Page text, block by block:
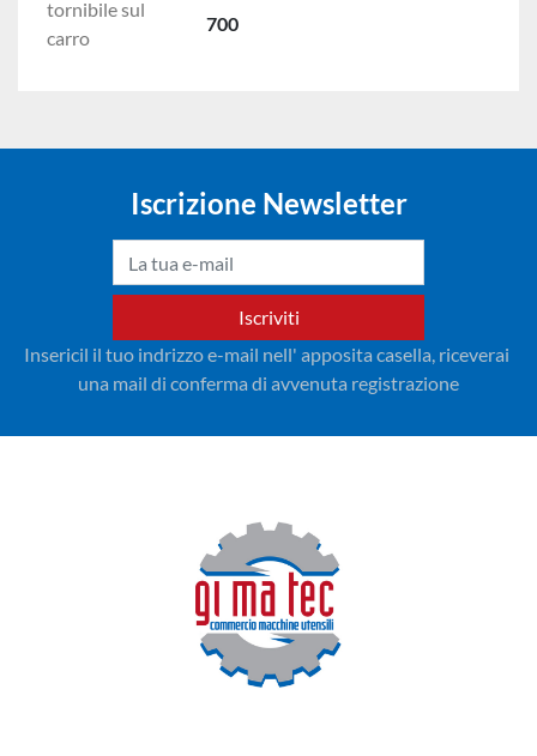
tornibile sul
carro
700
Iscrizione Newsletter
Iscriviti
Insericil il tuo indrizzo e-mail nell' apposita casella, riceverai
una mail di conferma di avvenuta registrazione